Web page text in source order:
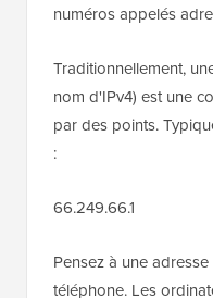
numéros appelés
Traditionnellement,
nom d'IPv4) est une
par des points.
:
66.249.66.1
Pensez à une
téléphone. Les